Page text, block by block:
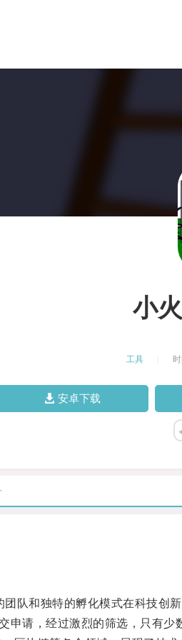
小
工具
安卓下载
和独特的孵化模式在科技创新
请，经过激烈的筛选，只有少